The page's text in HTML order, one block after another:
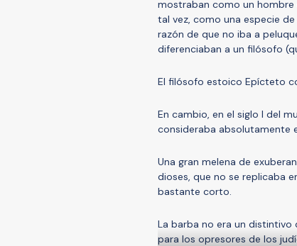
mostraban como un
tal vez, como una especie
razón de que no iba a
diferenciaban a un filósofo
El filósofo estoico Epícteto
En cambio, en el siglo I del
consideraba absolutamente
Una gran melena de
dioses, que no se replicaba
bastante corto.
La barba no era un distintivo
para los opresores de los